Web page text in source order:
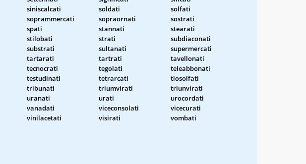
siniscalcati soldati
solfati
soprammercati sopraornati
sostrati
spati stannati
stearati
stilobati strati
subdiaconati
substrati sultanati
supermercati
tartarati tartrati
tavellonati
tecnocrati tegolati
teleabbonati
testudinati tetrarcati
tiosolfati
tribunati triumvirati
triunvirati
uranati urati
urocordati
vanadati viceconsolati
vicecurati
vinilacetati visirati
vombati